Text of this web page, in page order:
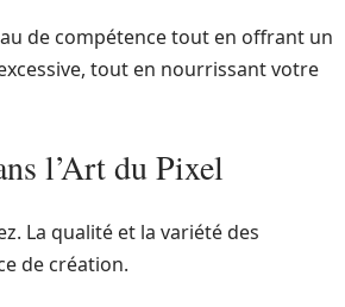
de compétence tout en offrant un
tout en nourrissant votre
l’Art du Pixel
La qualité et la variété des
de création.